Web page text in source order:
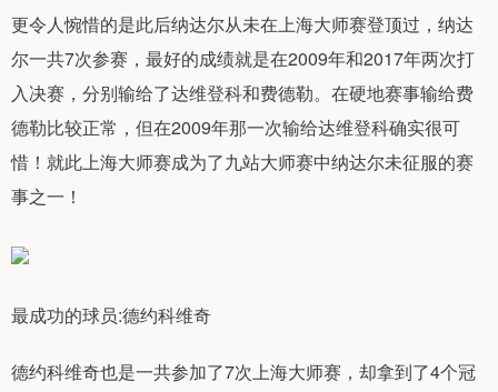
更令人惋惜的是此后纳达尔从未在上海大师赛登顶过，纳达
尔一共7次参赛，最好的成绩就是在2009年和2017年两次打
入决赛，分别输给了达维登科和费德勒。在硬地赛事输给费
德勒比较正常，但在2009年那一次输给达维登科确实很可
惜！就此上海大师赛成为了九站大师赛中纳达尔未征服的赛
事之一！
最成功的球员:德约科维奇
德约科维奇也是一共参加了7次上海大师赛，却拿到了4个冠